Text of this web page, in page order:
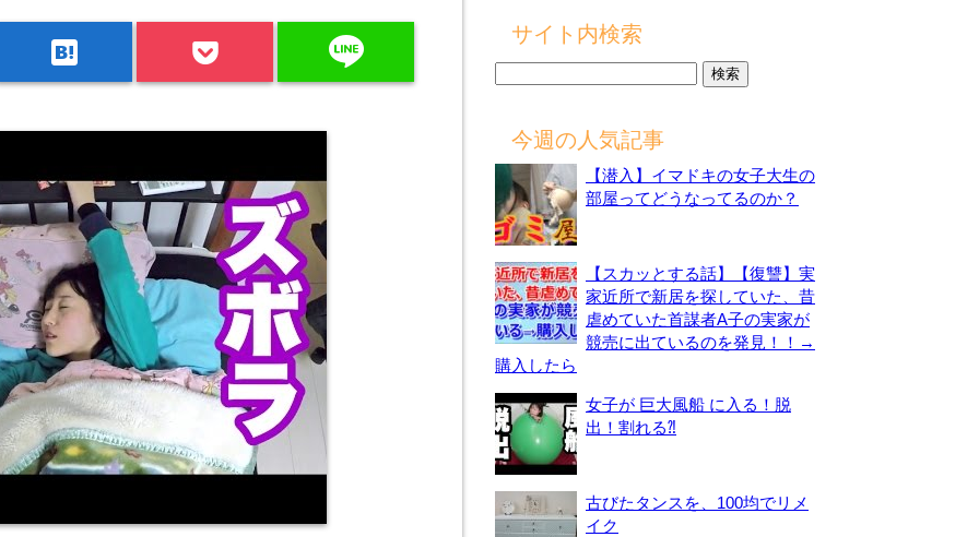
hatenabookmark line サイト内検索
今週の人気記事
【潜入】イマドキの女子大生の
部屋ってどうなってるのか？
【スカッとする話】【復讐】実
家近所で新居を探していた、昔
虐めていた首謀者A子の実家が
競売に出ているのを発見！！→
購入したら
女子が 巨大風船 に入る！脱
出！割れる⁈
古びたタンスを、100均でリメ
イク